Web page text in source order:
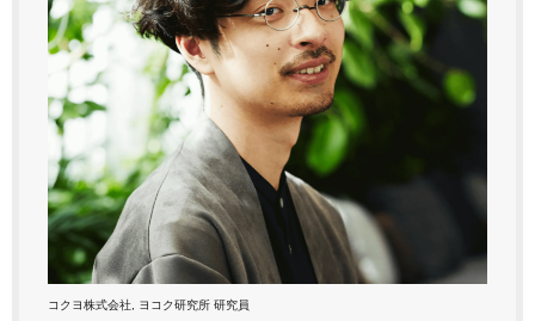
コクヨ株式会社, ヨコク研究所 研究員